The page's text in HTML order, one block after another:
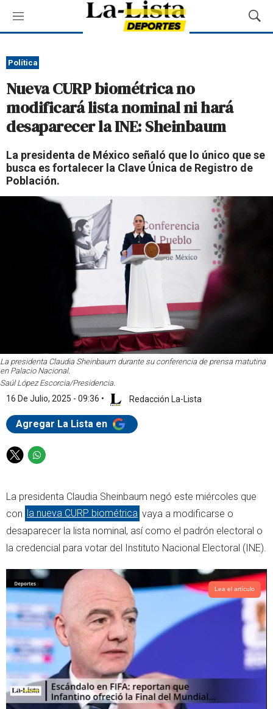
M
e
ú
M
o
q
u
Política
Nueva CURP biométrica no
modificará lista nominal ni hará
desaparecer la INE: Sheinbaum
La presidenta de México señaló que lo único que se
busca es fortalecer la Clave Única de Registro de
Población.
La presidenta Claudia Sheinbaum durante su conferencia de prensa matutina
en Palacio Nacional.
Saúl López Escorcia/Presidencia.
16 De Julio, 2025 - 09:36 • Redacción La-Lista
Agregar La Lista en
T
t
t
r
W
t
s
a
p
p
La presidenta Claudia Sheinbaum negó este miércoles que
con
la nueva CURP biométrica vaya a modificarse o
desaparecer la lista nominal, así como el padrón electoral o
la credencial para votar del Instituto Nacional Electoral (INE).
Lea el artículo